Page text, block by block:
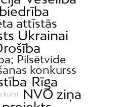
attīstās
Ukrainai
Pilsētvide
konkurss
Rīga
kursi
NVO ziņa